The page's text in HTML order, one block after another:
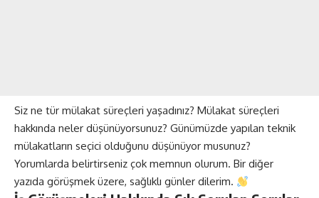
Siz ne tür mülakat süreçleri yaşadınız? Mülakat süreçleri
hakkında neler düşünüyorsunuz? Günümüzde yapılan teknik
mülakatların seçici olduğunu düşünüyor musunuz?
Yorumlarda belirtirseniz çok memnun olurum. Bir diğer
yazıda görüşmek üzere, sağlıklı günler dilerim.